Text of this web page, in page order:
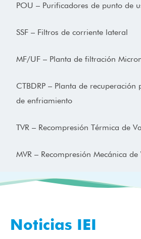
POU – Purificadores de punto de
SSF – Filtros de corriente lateral
MF/UF – Planta de filtración
CTBDRP – Planta de
de enfriamiento
TVR – Recompresión Térmica de
MVR – Recompresión Mecánica de
Noticias IEI